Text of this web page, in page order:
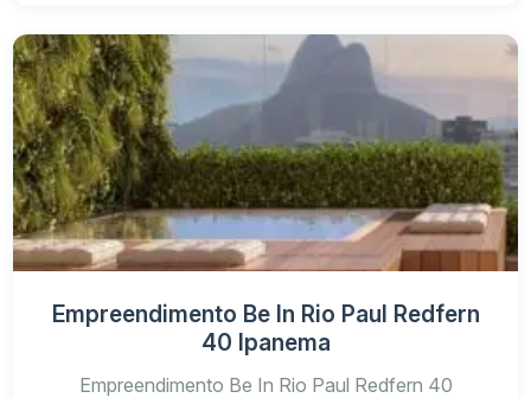
Empreendimento Be In Rio Paul Redfern
40 Ipanema
Empreendimento Be In Rio Paul Redfern 40